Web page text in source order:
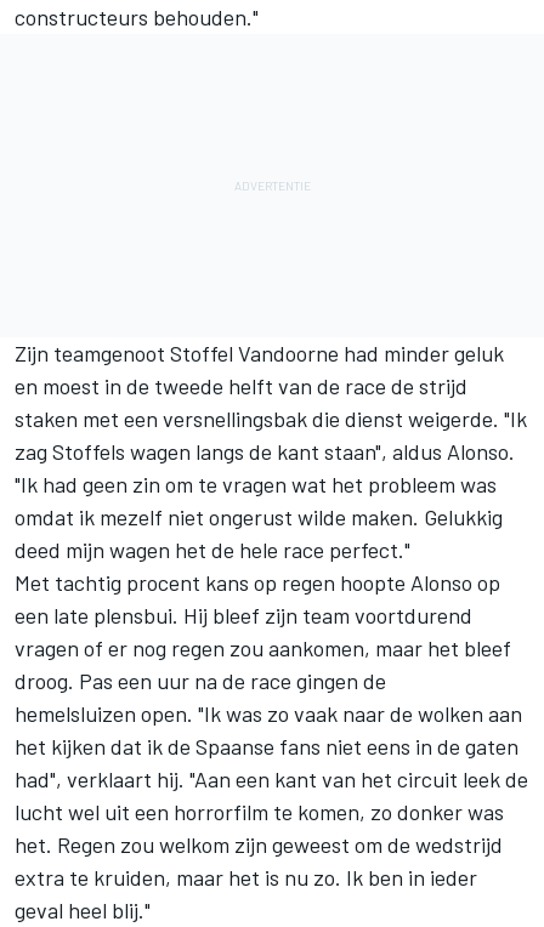
constructeurs behouden."
Zijn teamgenoot Stoffel Vandoorne had minder geluk
en moest in de tweede helft van de race de strijd
staken met een versnellingsbak die dienst weigerde. "Ik
zag Stoffels wagen langs de kant staan", aldus Alonso.
"Ik had geen zin om te vragen wat het probleem was
omdat ik mezelf niet ongerust wilde maken. Gelukkig
deed mijn wagen het de hele race perfect."
Met tachtig procent kans op regen hoopte Alonso op
een late plensbui. Hij bleef zijn team voortdurend
vragen of er nog regen zou aankomen, maar het bleef
droog. Pas een uur na de race gingen de
hemelsluizen open. "Ik was zo vaak naar de wolken aan
het kijken dat ik de Spaanse fans niet eens in de gaten
had", verklaart hij. "Aan een kant van het circuit leek de
lucht wel uit een horrorfilm te komen, zo donker was
het. Regen zou welkom zijn geweest om de wedstrijd
extra te kruiden, maar het is nu zo. Ik ben in ieder
geval heel blij."